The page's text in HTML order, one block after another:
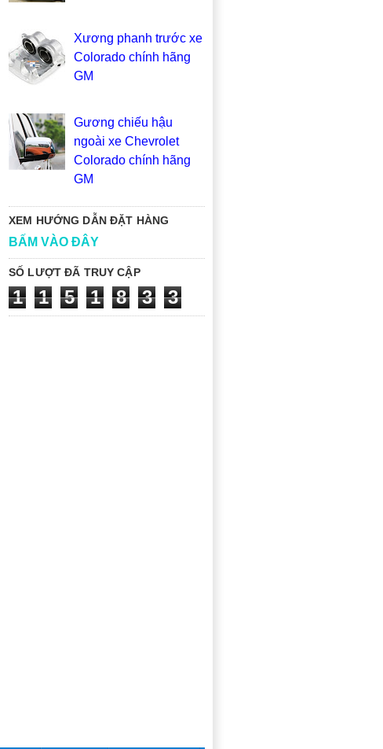
Xương phanh trước xe
Colorado chính hãng
GM
Gương chiếu hậu
ngoài xe Chevrolet
Colorado chính hãng
GM
XEM HƯỚNG DẪN ĐẶT HÀNG
BẤM VÀO ĐÂY
SỐ LƯỢT ĐÃ TRUY CẬP
1 1 5 1 8 3 3